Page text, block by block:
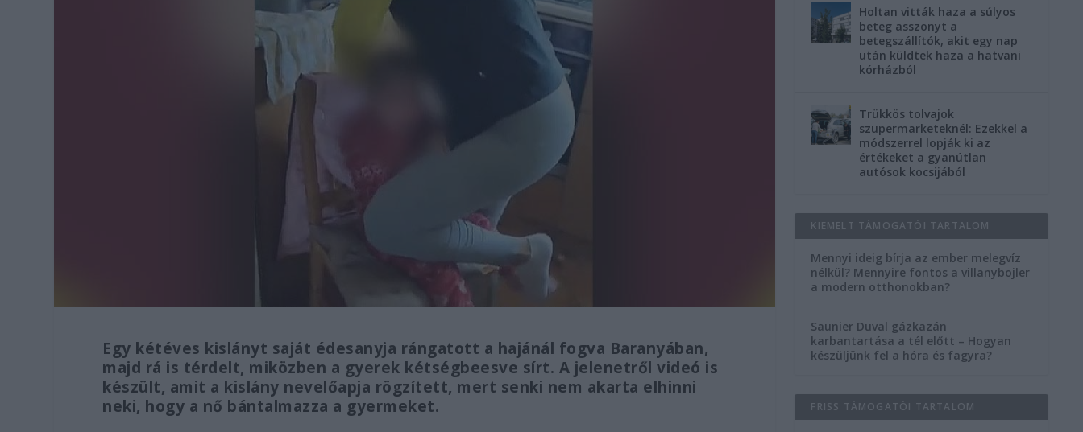
Egy kétéves kislányt saját édesanyja rángatott a hajánál fogva Baranyában,
majd rá is térdelt, miközben a gyerek kétségbeesve sírt. A jelenetről videó is
készült, amit a kislány nevelőapja rögzített, mert senki nem akarta elhinni
neki, hogy a nő bántalmazza a gyermeket.
Holtan vitták haza a súlyos
beteg asszonyt a
betegszállítók, akit egy nap
után küldtek haza a hatvani
kórházból
Trükkös tolvajok
szupermarketeknél: Ezekkel a
módszerrel lopják ki az
értékeket a gyanútlan
autósok kocsijából
KIEMELT TÁMOGATÓI TARTALOM
Mennyi ideig bírja az ember melegvíz
nélkül? Mennyire fontos a villanybojler
a modern otthonokban?
Saunier Duval gázkazán
karbantartása a tél előtt – Hogyan
készüljünk fel a hóra és fagyra?
FRISS TÁMOGATÓI TARTALOM